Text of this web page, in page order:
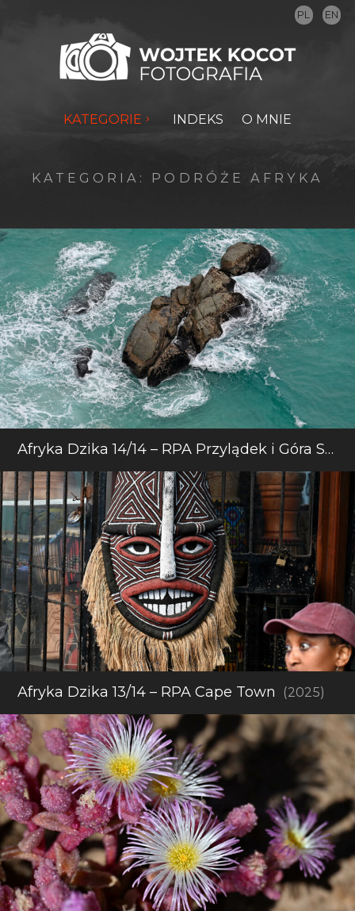
PL EN
KATEGORIE INDEKS O MNIE
KATEGORIA: PODRÓŻE AFRYKA
Afryka Dzika 14/14 – RPA Przylądek i Góra Stołowa
Afryka Dzika 13/14 – RPA Cape Town (2025)